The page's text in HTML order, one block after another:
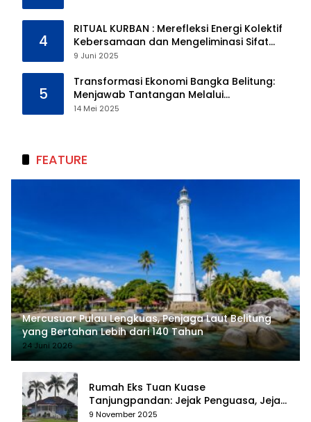
4
RITUAL KURBAN : Merefleksi Energi Kolektif
Kebersamaan dan Mengeliminasi Sifat
Kebinatangan Manusia
9 Juni 2025
5
Transformasi Ekonomi Bangka Belitung:
Menjawab Tantangan Melalui
Pengelolaan Sumber Daya Alam yang
14 Mei 2025
FEATURE
Mercusuar Pulau Lengkuas, Penjaga Laut Belitung
yang Bertahan Lebih dari 140 Tahun
24 Juni 2026
Rumah Eks Tuan Kuase
Tanjungpandan: Jejak Penguasa, Jejak
Kenangan
9 November 2025